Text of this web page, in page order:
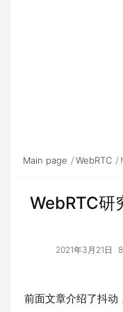
Main page WebRTC
WebRTC研
2021年3月21日
前面文章介绍了抖动